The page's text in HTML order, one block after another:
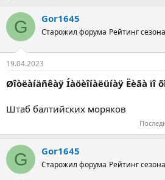
т
о
т
е
м
ы
т
н
а
л
а
G Gor1645
Старожил форума Рейтинг
19.04.2023
Øîòëàíäñêàÿ Íàöèîíàëüíàÿ Ëèãà ïî
Штаб балтийских моряков
G Gor1645
Старожил форума Рейтинг